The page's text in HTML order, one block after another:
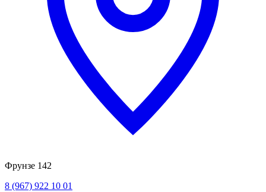
Фрунзе 142
8 (967) 922 10 01